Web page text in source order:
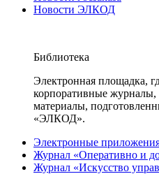
Новости ЭЛКОД
Библиотека
Электронная площадка,
корпоративные
материалы,
«ЭЛКОД».
Электронные
Журнал «Оперативно и
Журнал «Искусство